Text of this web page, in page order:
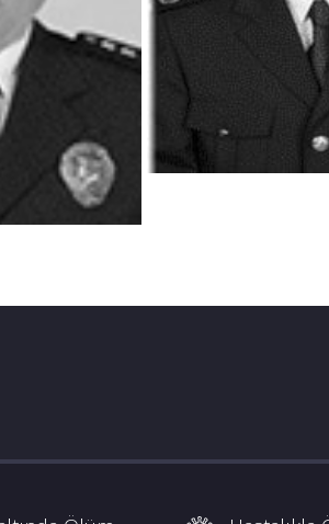
Genel Müdür Yardımcısı Özel
Kriminal Araştırma Merkezi
ve Kriminalistik Yüksek Lisans
seviyesinde olay yeri inceleme
verdi.
tekstil ve çapraz sorgu konularında
başkan seçildi. Ama ne yazık ki